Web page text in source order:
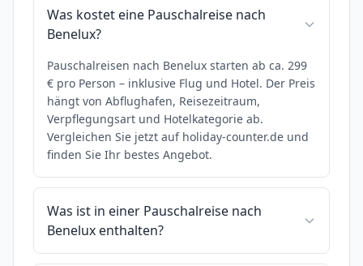
Was kostet eine Pauschalreise nach
Benelux?
Pauschalreisen nach Benelux starten ab ca. 299
€ pro Person – inklusive Flug und Hotel. Der Preis
hängt von Abflughafen, Reisezeitraum,
Verpflegungsart und Hotelkategorie ab.
Vergleichen Sie jetzt auf holiday-counter.de und
finden Sie Ihr bestes Angebot.
Was ist in einer Pauschalreise nach
Benelux enthalten?